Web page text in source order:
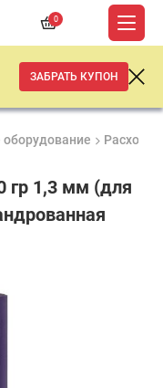
0
ЗАБРАТЬ КУПОН
гр 1,3 мм (для